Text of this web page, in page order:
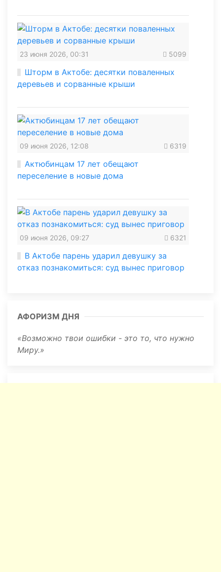
23 июня 2026, 00:31 5099
Шторм в Актобе: десятки поваленных
деревьев и сорванные крыши
09 июня 2026, 12:08 6319
Актюбинцам 17 лет обещают
переселение в новые дома
09 июня 2026, 09:27 6321
В Актобе парень ударил девушку за
отказ познакомиться: суд вынес приговор
АФОРИЗМ ДНЯ
Возможно твои ошибки - это то, что нужно
Миру.